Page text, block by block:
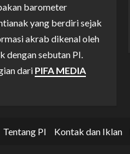
barometer
yang berdiri sejak
akrab dikenal oleh
dengan sebutan PI.
dari PIFA MEDIA
Tentang PI Kontak dan Iklan